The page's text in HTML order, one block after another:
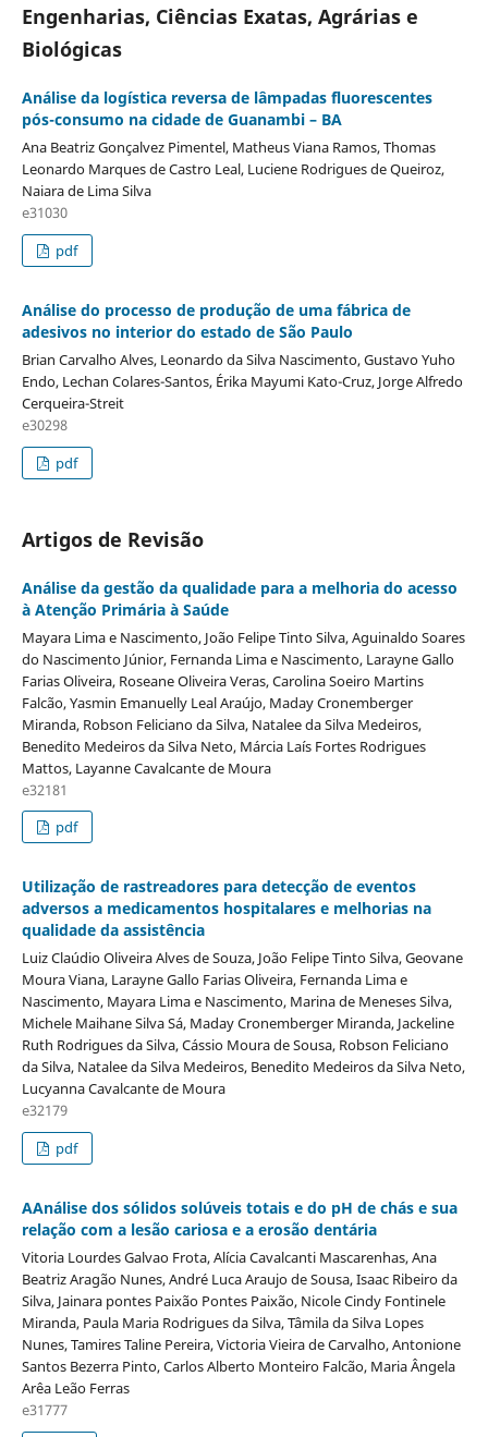
Engenharias, Ciências Exatas, Agrárias e
Biológicas
Análise da logística reversa de lâmpadas fluorescentes
pós-consumo na cidade de Guanambi – BA
Ana Beatriz Gonçalvez Pimentel, Matheus Viana Ramos, Thomas
Leonardo Marques de Castro Leal, Luciene Rodrigues de Queiroz,
Naiara de Lima Silva
e31030
pdf
Análise do processo de produção de uma fábrica de
adesivos no interior do estado de São Paulo
Brian Carvalho Alves, Leonardo da Silva Nascimento, Gustavo Yuho
Endo, Lechan Colares-Santos, Érika Mayumi Kato-Cruz, Jorge Alfredo
Cerqueira-Streit
e30298
pdf
Artigos de Revisão
Análise da gestão da qualidade para a melhoria do acesso
à Atenção Primária à Saúde
Mayara Lima e Nascimento, João Felipe Tinto Silva, Aguinaldo Soares
do Nascimento Júnior, Fernanda Lima e Nascimento, Larayne Gallo
Farias Oliveira, Roseane Oliveira Veras, Carolina Soeiro Martins
Falcão, Yasmin Emanuelly Leal Araújo, Maday Cronemberger
Miranda, Robson Feliciano da Silva, Natalee da Silva Medeiros,
Benedito Medeiros da Silva Neto, Márcia Laís Fortes Rodrigues
Mattos, Layanne Cavalcante de Moura
e32181
pdf
Utilização de rastreadores para detecção de eventos
adversos a medicamentos hospitalares e melhorias na
qualidade da assistência
Luiz Claúdio Oliveira Alves de Souza, João Felipe Tinto Silva, Geovane
Moura Viana, Larayne Gallo Farias Oliveira, Fernanda Lima e
Nascimento, Mayara Lima e Nascimento, Marina de Meneses Silva,
Michele Maihane Silva Sá, Maday Cronemberger Miranda, Jackeline
Ruth Rodrigues da Silva, Cássio Moura de Sousa, Robson Feliciano
da Silva, Natalee da Silva Medeiros, Benedito Medeiros da Silva Neto,
Lucyanna Cavalcante de Moura
e32179
pdf
AAnálise dos sólidos solúveis totais e do pH de chás e sua
relação com a lesão cariosa e a erosão dentária
Vitoria Lourdes Galvao Frota, Alícia Cavalcanti Mascarenhas, Ana
Beatriz Aragão Nunes, André Luca Araujo de Sousa, Isaac Ribeiro da
Silva, Jainara pontes Paixão Pontes Paixão, Nicole Cindy Fontinele
Miranda, Paula Maria Rodrigues da Silva, Tâmila da Silva Lopes
Nunes, Tamires Taline Pereira, Victoria Vieira de Carvalho, Antonione
Santos Bezerra Pinto, Carlos Alberto Monteiro Falcão, Maria Ângela
Arêa Leão Ferras
e31777